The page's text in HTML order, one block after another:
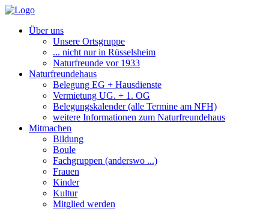
Über uns
Unsere Ortsgruppe
... nicht nur in Rüsselsheim
Naturfreunde vor 1933
Naturfreundehaus
Belegung EG + Hausdienste
Vermietung UG. + 1. OG
Belegungskalender (alle Termine am NFH)
weitere Informationen zum Naturfreundehaus
Mitmachen
Bildung
Boule
Fachgruppen (anderswo ...)
Frauen
Kinder
Kultur
Mitglied werden